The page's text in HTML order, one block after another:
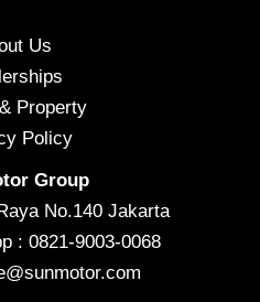
Us
Property
Policy
Group
No.140 Jakarta
: 0821-9003-0068